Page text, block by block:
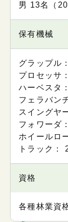
男 13名（20
保有機械
グラップル
プロセッサ
ハーベスタ
フェラバン
スイングヤ
フォワーダ
ホイールロ
トラック：
資格
各種林業資